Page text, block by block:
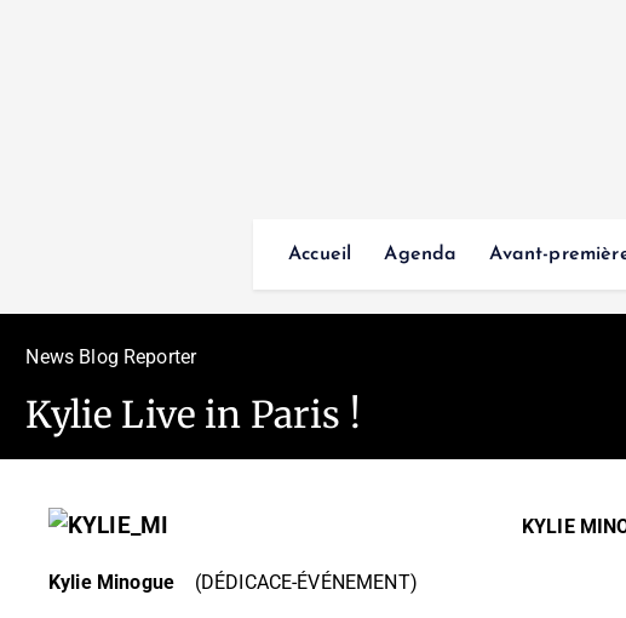
Accueil Agenda Avant-
News Blog Reporter
Kylie Live in Paris !
KYLIE
Kylie Minogue (DÉDICACE-ÉVÉNEMENT)